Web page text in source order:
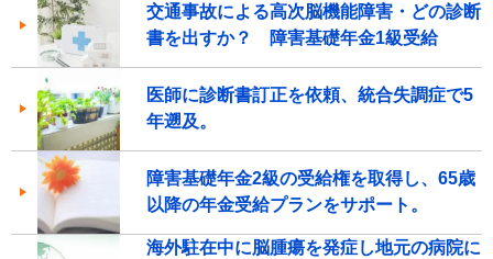
交通事故による高次脳機能障害・どの診断
書を出すか？ 障害基礎年金1級受給
医師に診断書訂正を依頼、統合失調症で5
年遡及。
障害基礎年金2級の受給権を取得し、65歳
以降の年金受給プランをサポート。
海外駐在中に脳腫瘍を発症し地元の病院に